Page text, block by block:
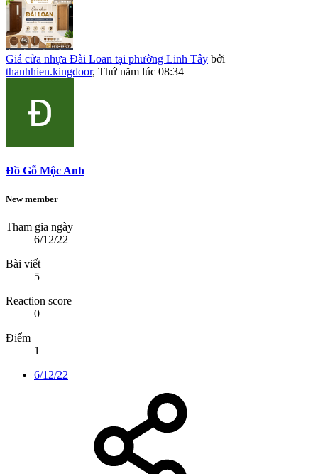
Giá cửa nhựa Đài Loan tại phường Linh Tây bởi
thanhhien.kingdoor, Thứ năm lúc 08:34
Đồ Gỗ Mộc Anh
New member
Tham gia ngày
6/12/22
Bài viết
5
Reaction score
0
Điểm
1
6/12/22